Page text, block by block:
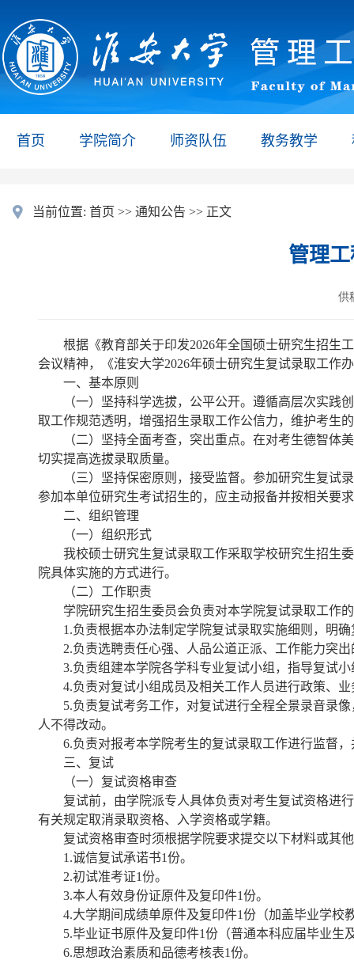
首页 学院简介 师资队伍 教务教学
当前位置: 首页 >> 通知公告 >> 正文
管理
供
根据《教育部关于印发2026年全国硕士研究生招生
会议精神，《淮安大学2026年硕士研究生复试录取工作
一、基本原则
（一）坚持科学选拔，公平公开。遵循高层次实
取工作规范透明，增强招生录取工作公信力，维护考生
（二）坚持全面考查，突出重点。在对考生德智
切实提高选拔录取质量。
（三）坚持保密原则，接受监督。参加研究生复
参加本单位研究生考试招生的，应主动报备并按相关要
二、组织管理
（一）组织形式
我校硕士研究生复试录取工作采取学校研究生招生
院具体实施的方式进行。
（二）工作职责
学院研究生招生委员会负责对本学院复试录取工作
1.负责根据本办法制定学院复试录取实施细则，明
2.负责选聘责任心强、人品公道正派、工作能力突
3.负责组建本学院各学科专业复试小组，指导复试
4.负责对复试小组成员及相关工作人员进行政策、
5.负责复试考务工作，对复试进行全程全景录音录
人不得改动。
6.负责对报考本学院考生的复试录取工作进行监督
三、复试
（一）复试资格审查
复试前，由学院派专人具体负责对考生复试资格进
有关规定取消录取资格、入学资格或学籍。
复试资格审查时须根据学院要求提交以下材料或其
1.诚信复试承诺书1份。
2.初试准考证1份。
3.本人有效身份证原件及复印件1份。
4.大学期间成绩单原件及复印件1份（加盖毕业学校
5.毕业证书原件及复印件1份（普通本科应届毕业
6.思想政治素质和品德考核表1份。